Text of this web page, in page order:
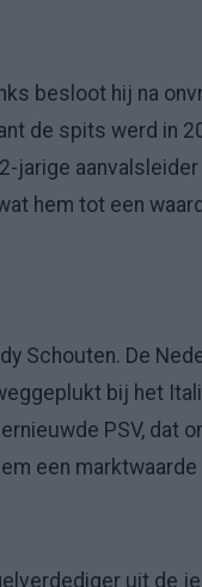
besloot hij na
de spits werd in
jarige
hem tot een
Schouten. De
bij het
PSV, dat
een marktwaarde
uit de